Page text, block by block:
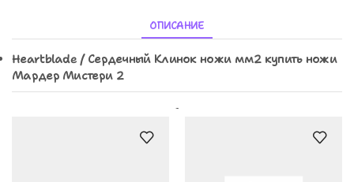
ОПИСАНИЕ
Heartblade / Сердечный Клинок ножи мм2 купить ножи
Мардер Мистери 2